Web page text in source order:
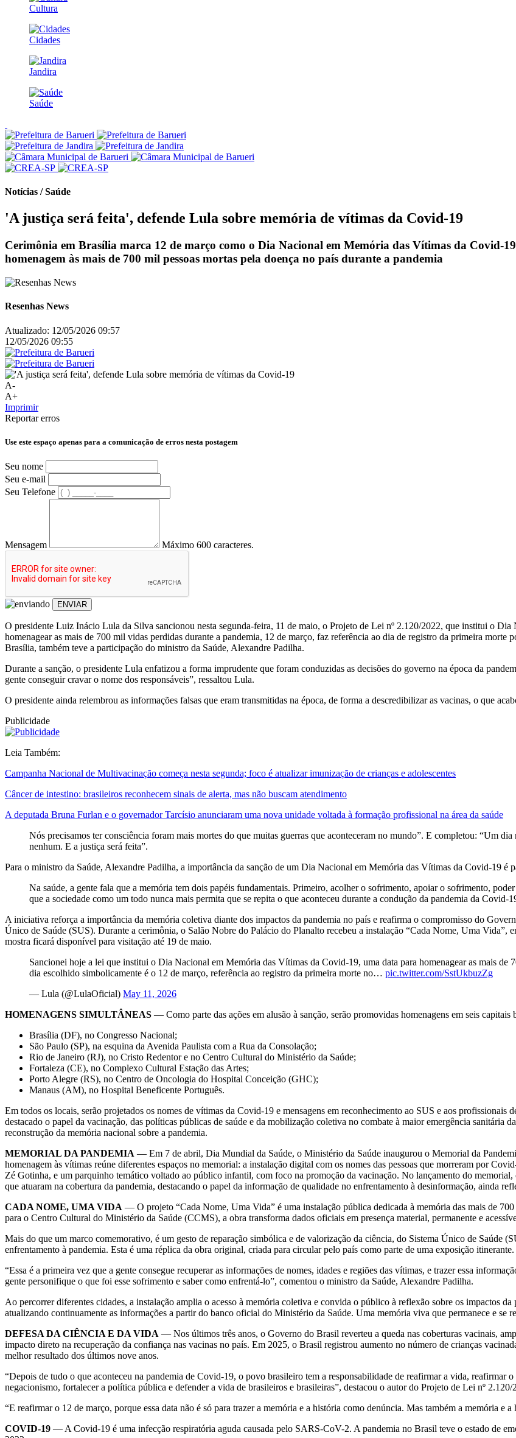
Cultura
Cidades
Jandira
Saúde
Notícias / Saúde
'A justiça será feita', defende Lula sobre memória de vítimas da Covid-19
Cerimônia em Brasília marca 12 de março como o Dia Nacional em Memória das Vítimas da Covid-
homenagem às mais de 700 mil pessoas mortas pela doença no país durante a pandemia
Resenhas News
Atualizado: 12/05/2026 09:57
12/05/2026 09:55
A-
A+
Imprimir
Reportar erros
Use este espaço apenas para a comunicação de erros nesta postagem
Seu nome
Seu e-mail
Seu Telefone
Mensagem Máximo 600 caracteres.
ENVIAR
O presidente Luiz Inácio Lula da Silva sancionou nesta segunda-feira, 11 de maio, o Projeto de Lei nº 2.120/2022, que institui o
homenagear as mais de 700 mil vidas perdidas durante a pandemia, 12 de março, faz referência ao dia de registro da primeira
Brasília, também teve a participação do ministro da Saúde, Alexandre Padilha.
Durante a sanção, o presidente Lula enfatizou a forma imprudente que foram conduzidas as decisões do governo na época da
gente conseguir cravar o nome dos responsáveis”, ressaltou Lula.
O presidente ainda relembrou as informações falsas que eram transmitidas na época, de forma a descredibilizar as vacinas, o que
Publicidade
Leia Também:
Campanha Nacional de Multivacinação começa nesta segunda; foco é atualizar imunização de crianças e adolescentes
Câncer de intestino: brasileiros reconhecem sinais de alerta, mas não buscam atendimento
A deputada Bruna Furlan e o governador Tarcísio anunciaram uma nova unidade voltada à formação profissional na área da saúde
Nós precisamos ter consciência foram mais mortes do que muitas guerras que aconteceram no mundo”. E completou: “Um
nenhum. E a justiça será feita”.
Para o ministro da Saúde, Alexandre Padilha, a importância da sanção de um Dia Nacional em Memória das Vítimas da Covid-19 é
Na saúde, a gente fala que a memória tem dois papéis fundamentais. Primeiro, acolher o sofrimento, apoiar o sofrimento,
que a sociedade como um todo nunca mais permita que se repita o que aconteceu durante a condução da pandemia da Covid-
A iniciativa reforça a importância da memória coletiva diante dos impactos da pandemia no país e reafirma o compromisso do
Único de Saúde (SUS). Durante a cerimônia, o Salão Nobre do Palácio do Planalto recebeu a instalação “Cada Nome, Uma
mostra ficará disponível para visitação até 19 de maio.
Sancionei hoje a lei que institui o Dia Nacional em Memória das Vítimas da Covid-19, uma data para homenagear as mais de
dia escolhido simbolicamente é o 12 de março, referência ao registro da primeira morte no… pic.twitter.com/SstUkbuzZg
— Lula (@LulaOficial) May 11, 2026
HOMENAGENS SIMULTÂNEAS — Como parte das ações em alusão à sanção, serão promovidas homenagens em seis
Brasília (DF), no Congresso Nacional;
São Paulo (SP), na esquina da Avenida Paulista com a Rua da Consolação;
Rio de Janeiro (RJ), no Cristo Redentor e no Centro Cultural do Ministério da Saúde;
Fortaleza (CE), no Complexo Cultural Estação das Artes;
Porto Alegre (RS), no Centro de Oncologia do Hospital Conceição (GHC);
Manaus (AM), no Hospital Beneficente Português.
Em todos os locais, serão projetados os nomes de vítimas da Covid-19 e mensagens em reconhecimento ao SUS e aos profissionais
destacado o papel da vacinação, das políticas públicas de saúde e da mobilização coletiva no combate à maior emergência sanitária
reconstrução da memória nacional sobre a pandemia.
MEMORIAL DA PANDEMIA — Em 7 de abril, Dia Mundial da Saúde, o Ministério da Saúde inaugurou o Memorial da
homenagem às vítimas reúne diferentes espaços no memorial: a instalação digital com os nomes das pessoas que morreram por
Zé Gotinha, e um parquinho temático voltado ao público infantil, com foco na promoção da vacinação. No lançamento do
que atuaram na cobertura da pandemia, destacando o papel da informação de qualidade no enfrentamento à desinformação, ainda
CADA NOME, UMA VIDA — O projeto “Cada Nome, Uma Vida” é uma instalação pública dedicada à memória das mais de
para o Centro Cultural do Ministério da Saúde (CCMS), a obra transforma dados oficiais em presença material, permanente e
Mais do que um marco comemorativo, é um gesto de reparação simbólica e de valorização da ciência, do Sistema Único de Saúde
enfrentamento à pandemia. Esta é uma réplica da obra original, criada para circular pelo país como parte de uma exposição itinerante.
“Essa é a primeira vez que a gente consegue recuperar as informações de nomes, idades e regiões das vítimas, e trazer essa
gente personifique o que foi esse sofrimento e saber como enfrentá-lo”, comentou o ministro da Saúde, Alexandre Padilha.
Ao percorrer diferentes cidades, a instalação amplia o acesso à memória coletiva e convida o público à reflexão sobre os impactos
atualizando continuamente as informações a partir do banco oficial do Ministério da Saúde. Uma memória viva que permanece e se
DEFESA DA CIÊNCIA E DA VIDA — Nos últimos três anos, o Governo do Brasil reverteu a queda nas coberturas vacinais,
impacto direto na recuperação da confiança nas vacinas no país. Em 2025, o Brasil registrou aumento no número de crianças
melhor resultado dos últimos nove anos.
“Depois de tudo o que aconteceu na pandemia de Covid-19, o povo brasileiro tem a responsabilidade de reafirmar a vida, reafirmar
negacionismo, fortalecer a política pública e defender a vida de brasileiros e brasileiras”, destacou o autor do Projeto de Lei nº
“E reafirmar o 12 de março, porque essa data não é só para trazer a memória e a história como denúncia. Mas também a memória e
COVID-19 — A Covid-19 é uma infecção respiratória aguda causada pelo SARS-CoV-2. A pandemia no Brasil teve o estado de